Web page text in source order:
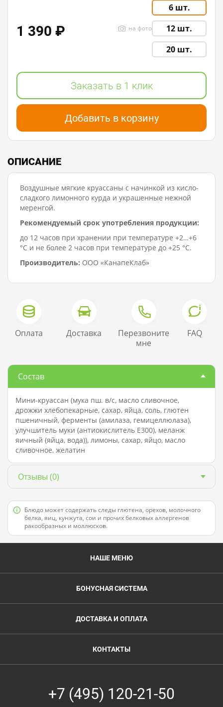
6 шт.
12 шт.
на фото
20 шт.
1 390 ₽
Заказать в 1 клик
Добавить в корзину
ОПИСАНИЕ
Воздушные мягкие круассаны с начинкой из кисло-
сладкого лимонного курда и украшенные нежной
меренгой.
Рекомендуемый срок употребления продукции:
до 12 часов при хранении при температуре +2…+6
°C и не более 2 часов при температуре до +25 °C.
Производитель: ООО «КанапеКлаб»
Состав
Мини-круассан (мука пш. в/с, масло сливочное,
дрожжи хлебопекарные, сахар, яйца, соль, глютен
пшеничный, ферменты (амилаза, гемицеллюлаза),
улучшитель муки (антиокислитель Е300), меланж
яичный (яйца, вода)), лимоны, сахар, яйцо, масло
сливочное, желатин
Отзывы (0)
Оплата Доставка
Перезвоните
мне
FAQ
Блюдо может содержать следы глютена, орехов, молочного
белка, яиц, кунжута, сои и прочих белковых аллергенов
ракообразных и моллюсков.
НАШЕ МЕНЮ
БОНУСНАЯ СИСТЕМА
ДОСТАВКА И ОПЛАТА
КОНТАКТЫ
+7 (495) 120-21-50